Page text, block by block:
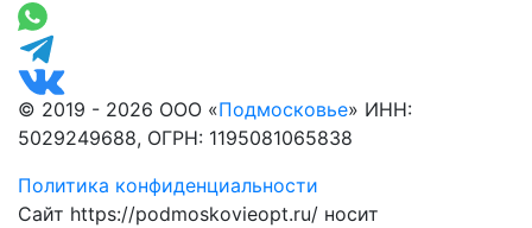
© 2019 - 2026 ООО «Подмосковье» ИНН:
5029249688, ОГРН: 1195081065838
Политика конфиденциальности
Сайт https://podmoskovieopt.ru/ носит